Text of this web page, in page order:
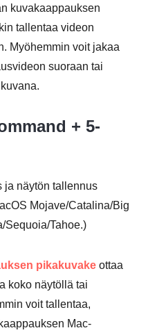
kuvakaappauksen
tallentaa videon
Myöhemmin voit jakaa
suoraan tai
+ 5-
ja näytön tallennus
Mojave/Catalina/Big
Sequoia/Tahoe.)
pikakuvake ottaa
koko näytöllä tai
voit tallentaa,
Mac-